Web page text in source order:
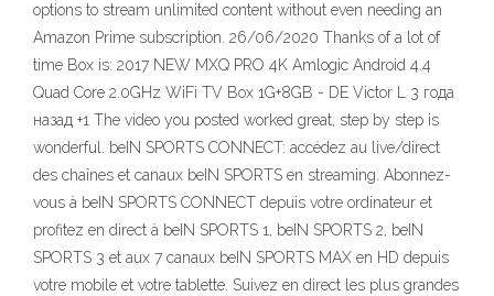
options to stream unlimited content without even needing an
Amazon Prime subscription. 26/06/2020 Thanks of a lot of
time Box is: 2017 NEW MXQ PRO 4K Amlogic Android 4.4
Quad Core 2.0GHz WiFi TV Box 1G+8GB - DE Victor L 3 года
назад +1 The video you posted worked great, step by step is
wonderful. beIN SPORTS CONNECT: accédez au live/direct
des chaînes et canaux beIN SPORTS en streaming. Abonnez-
vous à beIN SPORTS CONNECT depuis votre ordinateur et
profitez en direct à beIN SPORTS 1, beIN SPORTS 2, beIN
SPORTS 3 et aux 7 canaux beIN SPORTS MAX en HD depuis
votre mobile et votre tablette. Suivez en direct les plus grandes